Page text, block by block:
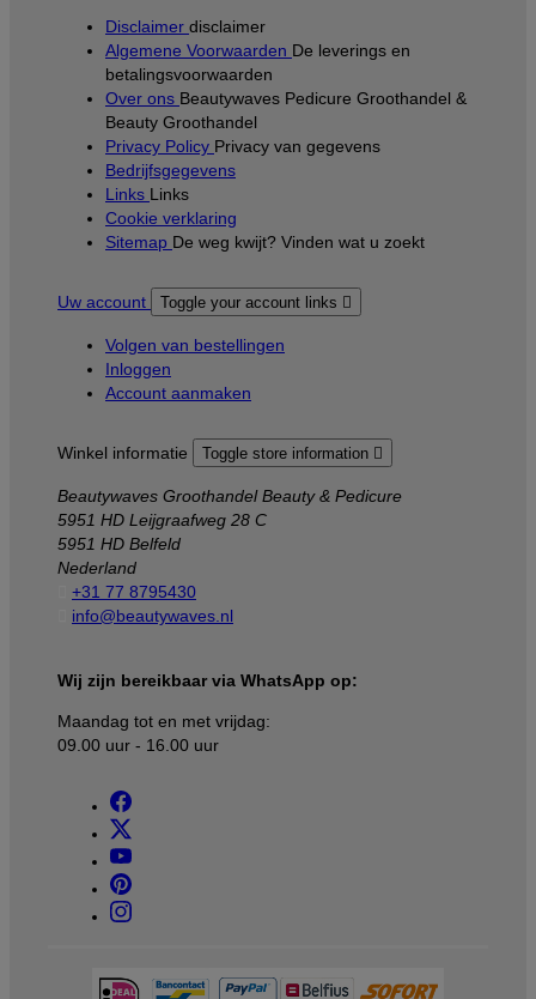
Disclaimer disclaimer
Algemene Voorwaarden De leverings en
betalingsvoorwaarden
Over ons Beautywaves Pedicure Groothandel &
Beauty Groothandel
Privacy Policy Privacy van gegevens
Bedrijfsgegevens
Links Links
Cookie verklaring
Sitemap De weg kwijt? Vinden wat u zoekt
Uw account Toggle your account links 
Volgen van bestellingen
Inloggen
Account aanmaken
Winkel informatie Toggle store information 
Beautywaves Groothandel Beauty & Pedicure
5951 HD Leijgraafweg 28 C
5951 HD Belfeld
Nederland
+31 77 8795430
info@beautywaves.nl
Wij zijn bereikbaar via WhatsApp op:
Maandag tot en met vrijdag:
09.00 uur - 16.00 uur